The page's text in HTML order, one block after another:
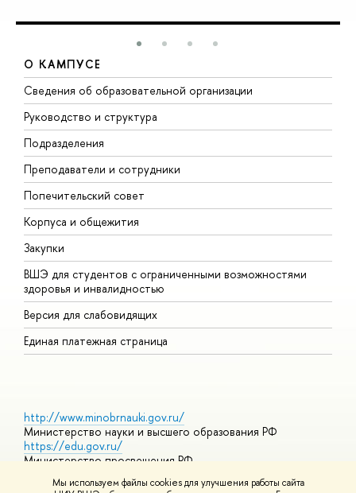
Мы используем файлы cookies для улучшения работы сайта
О КАМПУСЕ
Сведения об образовательной организации
Руководство и структура
Подразделения
Преподаватели и сотрудники
Попечительский совет
Корпуса и общежития
Закупки
ВШЭ для студентов с ограниченными возможностями
здоровья и инвалидностью
Версия для слабовидящих
Единая платежная страница
http://www.minobrnauki.gov.ru/
Министерство науки и высшего образования РФ
https://edu.gov.ru/
Министерство просвещения РФ
https://elearning.hse.ru/mooc
Массовые открытые онлайн-курсы